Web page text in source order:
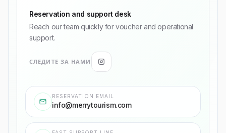
Reservation and support desk
Reach our team quickly for voucher and operational
support.
СЛЕДИТЕ ЗА НАМИ
RESERVATION EMAIL
info@merrytourism.com